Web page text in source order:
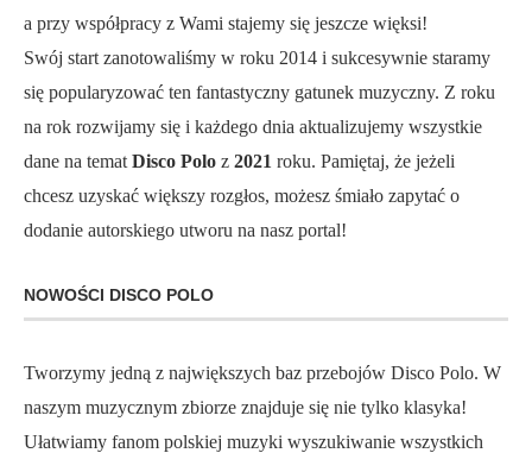
a przy współpracy z Wami stajemy się jeszcze więksi!
Swój start zanotowaliśmy w roku 2014 i sukcesywnie staramy
się popularyzować ten fantastyczny gatunek muzyczny. Z roku
na rok rozwijamy się i każdego dnia aktualizujemy wszystkie
dane na temat Disco Polo z 2021 roku. Pamiętaj, że jeżeli
chcesz uzyskać większy rozgłos, możesz śmiało zapytać o
dodanie autorskiego utworu na nasz portal!
NOWOŚCI DISCO POLO
Tworzymy jedną z największych baz przebojów Disco Polo. W
naszym muzycznym zbiorze znajduje się nie tylko klasyka!
Ułatwiamy fanom polskiej muzyki wyszukiwanie wszystkich